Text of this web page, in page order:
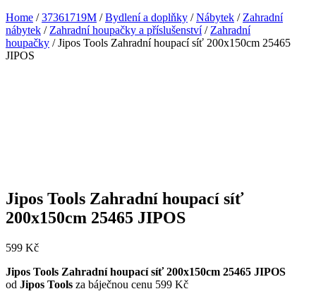
Home /37361719M /Bydlení a doplňky /Nábytek / Zahradní
nábytek / Zahradní houpačky a příslušenství/ Zahradní
houpačky / Jipos Tools Zahradní houpací síť 200x150cm 25465
JIPOS
Jipos Tools Zahradní houpací síť
200x150cm 25465 JIPOS
599 Kč
Jipos Tools Zahradní houpací síť 200x150cm 25465 JIPOS
od Jipos Tools za báječnou cenu 599 Kč